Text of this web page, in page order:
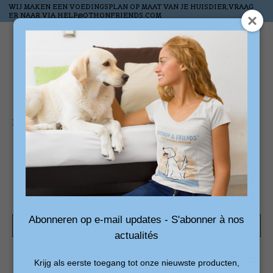
WIJ MAKEN EEN VOEDINGSPLAN OP MAAT VAN JE HUISDIER,VRAAG
ER NAAR VIA HELP@OTHONFRIENDS.COM
Wish List
Home / Tags graanloze snacks
Products tagged with
graanloze snacks
Show filters
1 products Sort by Newest products
Abonneren op e-mail updates - S'abonner à nos
actualités
Krijg als eerste toegang tot onze nieuwste producten,